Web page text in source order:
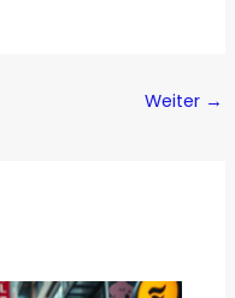
Weiter →